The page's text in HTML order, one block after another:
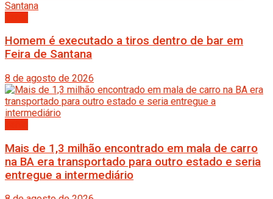
Homem é executado a tiros dentro de bar em
Feira de Santana
8 de agosto de 2026
Mais de 1,3 milhão encontrado em mala de carro
na BA era transportado para outro estado e seria
entregue a intermediário